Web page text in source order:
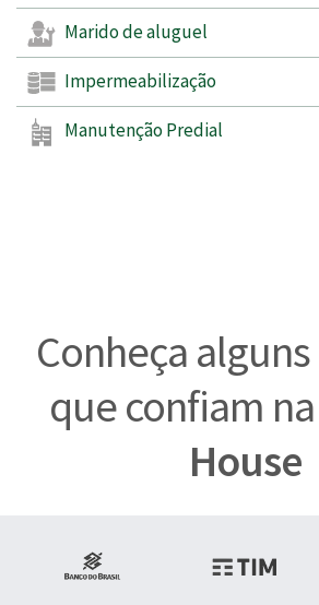
Marido de aluguel
Impermeabilização
Manutenção Predial
Conheça alguns
que confiam na
House